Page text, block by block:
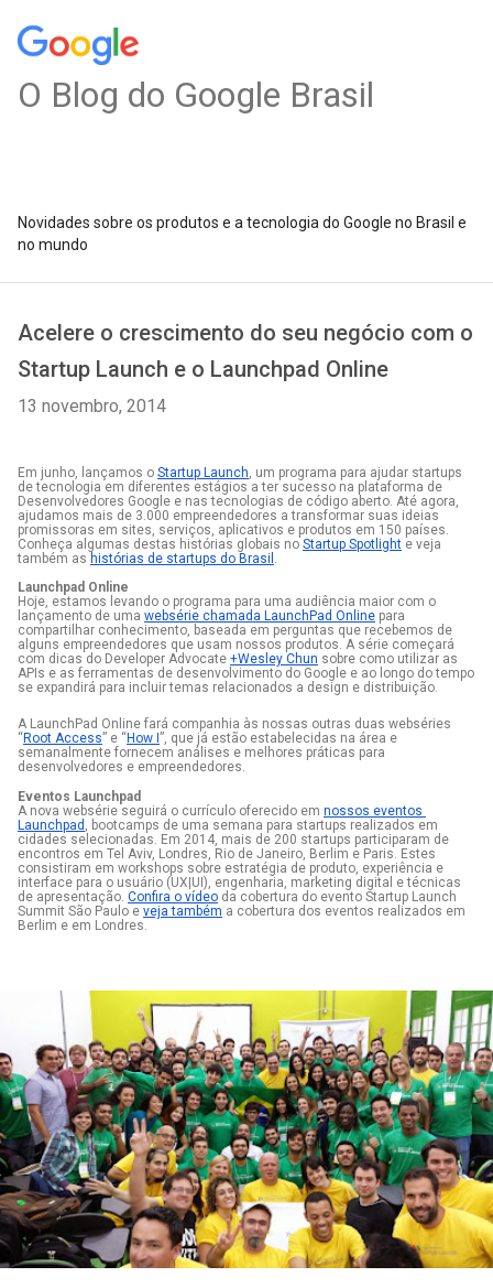
O Blog do Google Brasil
Novidades sobre os produtos e a tecnologia do Google no Brasil e
no mundo
Acelere o crescimento do seu negócio com o
Startup Launch e o Launchpad Online
13 novembro, 2014
Em junho, lançamos o Startup Launch, um programa para ajudar startups
de tecnologia em diferentes estágios a ter sucesso na plataforma de
Desenvolvedores Google e nas tecnologias de código aberto. Até agora,
ajudamos mais de 3.000 empreendedores a transformar suas ideias
promissoras em sites, serviços, aplicativos e produtos em 150 países.
Conheça algumas destas histórias globais no Startup Spotlight e veja
também as histórias de startups do Brasil .
Launchpad Online
Hoje, estamos levando o programa para uma audiência maior com o
lançamento de uma websérie chamada LaunchPad Online para
compartilhar conhecimento, baseada em perguntas que recebemos de
alguns empreendedores que usam nossos produtos. A série começará
com dicas do Developer Advocate +Wesley Chun sobre como utilizar as
APIs e as ferramentas de desenvolvimento do Google e ao longo do tempo
se expandirá para incluir temas relacionados a design e distribuição.
A LaunchPad Online fará companhia às nossas outras duas webséries
“ Root Access” e “ How I ”, que já estão estabelecidas na área e
semanalmente fornecem análises e melhores práticas para
desenvolvedores e empreendedores.
Eventos Launchpad
A nova websérie seguirá o currículo oferecido em nossos eventos
Launchpad , bootcamps de uma semana para startups realizados em
cidades selecionadas. Em 2014, mais de 200 startups participaram de
encontros em Tel Aviv, Londres, Rio de Janeiro, Berlim e Paris. Estes
consistiram em workshops sobre estratégia de produto, experiência e
interface para o usuário (UX|UI), engenharia, marketing digital e técnicas
de apresentação. Confira o vídeo da cobertura do evento Startup Launch
Summit São Paulo e veja também a cobertura dos eventos realizados em
Berlim e em Londres.